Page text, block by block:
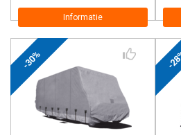
Informatie
-30% -